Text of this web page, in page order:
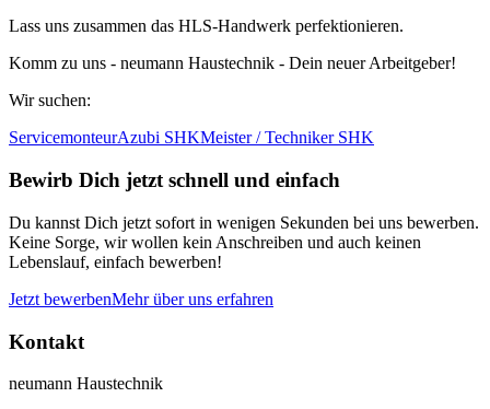
Lass uns zusammen das HLS-Handwerk perfektionieren.
Komm zu uns - neumann Haustechnik - Dein neuer Arbeitgeber!
Wir suchen:
Service­monteurAzubi SHKMeister / Techniker SHK
Bewirb Dich jetzt schnell und einfach
Du kannst Dich jetzt sofort in wenigen Sekunden bei uns bewerben.
Keine Sorge, wir wollen kein Anschreiben und auch keinen
Lebenslauf, einfach bewerben!
Jetzt bewerbenMehr über uns erfahren
Kontakt
neumann Haustechnik